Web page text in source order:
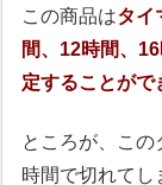
この商品はタイ
間、12時間、
定することがで
ところが、こ
時間で切れてし